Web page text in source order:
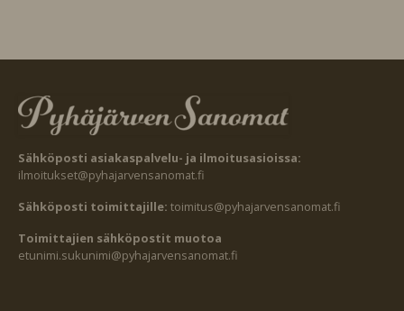
Sähköposti asiakaspalvelu- ja ilmoitusasioissa:
ilmoitukset@pyhajarvensanomat.fi
Sähköposti toimittajille: toimitus@pyhajarvensanomat.fi
Toimittajien sähköpostit muotoa
etunimi.sukunimi@pyhajarvensanomat.fi